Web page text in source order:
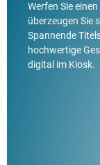
Werfen Sie
überzeugen Sie
Spannende
hochwertige
digital im Kiosk.